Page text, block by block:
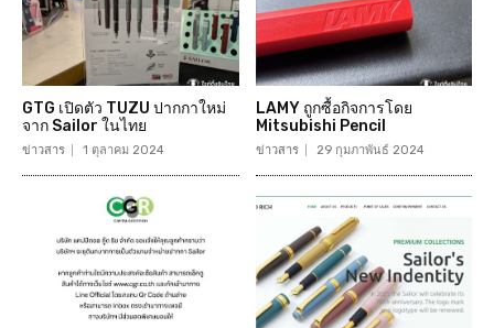
GTG เปิดตัว TUZU ปากกาใหม่
จาก Sailor ในไทย
ข่าวสาร 1 ตุลาคม 2024
LAMY ถูกซื้อกิจการโดย
Mitsubishi Pencil
ข่าวสาร 29 กุมภาพันธ์ 2024